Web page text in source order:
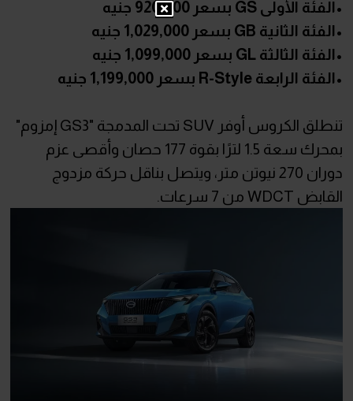
•الفئة الأولى GS بسعر 920,000 جنيه
•الفئة الثانية GB بسعر 1,029,000 جنيه
•الفئة الثالثة GL بسعر 1,099,000 جنيه
•الفئة الرابعة R-Style بسعر 1,199,000 جنيه
تنطلق الكروس أوفر SUV تحت المدمجة "GS3 إمزوم"
بمحرك سعة 1.5 لترًا بقوة 177 حصان وأقصى عزم
دوران 270 نيوتن متر، ويتصل بناقل حركة مزدوج
القابض WDCT من 7 سرعات.